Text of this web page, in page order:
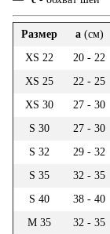
Размер a(см)
XS 22
20 - 22
XS 25
22 - 25
XS 30
27 - 30
S 30
27 - 30
S 32
29 - 32
S 35
32 - 35
S 40
38 - 40
M 35
32 - 35